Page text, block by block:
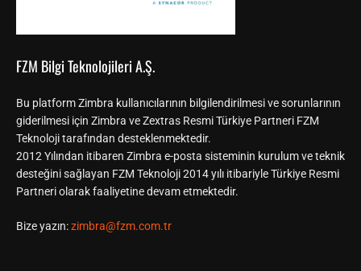
FZM Bilgi Teknolojileri A.Ş.
Bu platform Zimbra kullanıcılarının bilgilendirilmesi ve sorunlarının
giderilmesi için Zimbra ve Zextras Resmi Türkiye Partneri FZM
Teknoloji tarafından desteklenmektedir.
2012 Yılından itibaren Zimbra e-posta sisteminin kurulum ve teknik
desteğini sağlayan FZM Teknoloji 2014 yılı itibariyle Türkiye Resmi
Partneri olarak faaliyetine devam etmektedir.
Bize yazın:zimbra@fzm.com.tr